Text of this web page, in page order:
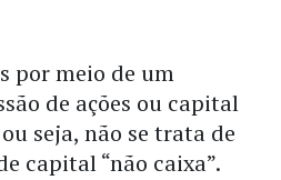
por meio de um
de ações ou capital
seja, não se trata de
capital “não caixa”.